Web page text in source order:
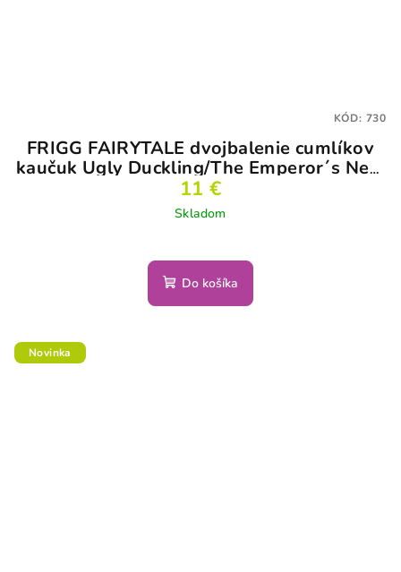
FRIGG FAIRYTALE dvojbalenie cumlíkov
kaučuk Ugly Duckling/The Emperor´s New
Clothes, veľkosť 2
11 €
Skladom
Do košíka
KÓD: 730
Novinka